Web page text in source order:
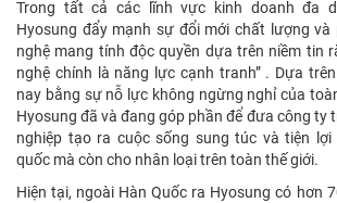
Trong tất cả các lĩnh vực kinh doanh đa
Hyosung đẩy mạnh sự đổi mới chất lượng và
nghệ mang tính độc quyền dựa trên niềm tin
nghệ chính là năng lực cạnh tranh” . Dựa
nay bằng sự nỗ lực không ngừng nghỉ của
Hyosung đã và đang góp phần để đưa công ty
nghiệp tạo ra cuộc sống sung túc và tiện lợi
quốc mà còn cho nhân loại trên toàn thế giới.
Hiện tại, ngoài Hàn Quốc ra Hyosung có hơn